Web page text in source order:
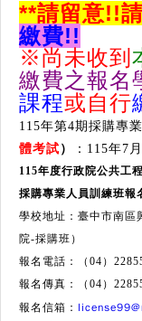
**請留意!!
繳費!!
※尚未收到
繳費之報名
課程或自行
115年第4期採購專
體考試 ） ：115年7
115年度行政院公共工
採購專業人員訓練班報
學校地址：臺中市南區
院-採購班）
報名電話：（04）
報名傳真：（04）
報名信箱：